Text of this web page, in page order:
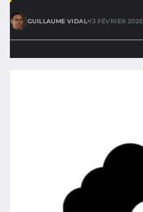
GUILLAUME VIDAL•13 FÉVRIER 2025